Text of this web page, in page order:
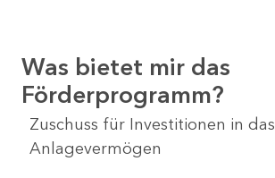
Was bietet mir das
Förderprogramm?
Zuschuss für Investitionen in das
Anlagevermögen